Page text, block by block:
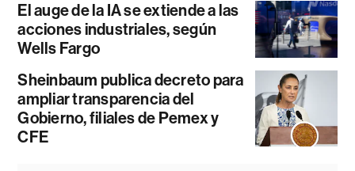
El auge de la IA se extiende a las
acciones industriales, según
Wells Fargo
Sheinbaum publica decreto para
ampliar transparencia del
Gobierno, filiales de Pemex y
CFE